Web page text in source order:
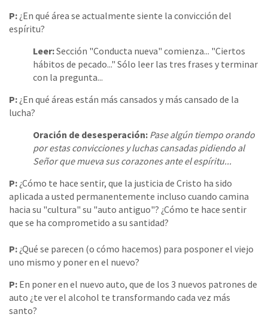
P: ¿En qué área se actualmente siente la convicción del
espíritu?
Leer:Sección "Conducta nueva" comienza... "Ciertos
hábitos de pecado..." Sólo leer las tres frases y terminar
con la pregunta...
P: ¿En qué áreas están más cansados y más cansado de la
lucha?
Oración de desesperación: Pase algún tiempo orando
por estas convicciones y luchas cansadas pidiendo al
Señor que mueva sus corazones ante el espíritu...
P: ¿Cómo te hace sentir, que la justicia de Cristo ha sido
aplicada a usted permanentemente incluso cuando camina
hacia su "cultura" su "auto antiguo"? ¿Cómo te hace sentir
que se ha comprometido a su santidad?
P: ¿Qué se parecen (o cómo hacemos) para posponer el viejo
uno mismo y poner en el nuevo?
P: En poner en el nuevo auto, que de los 3 nuevos patrones de
auto ¿te ver el alcohol te transformando cada vez más
santo?